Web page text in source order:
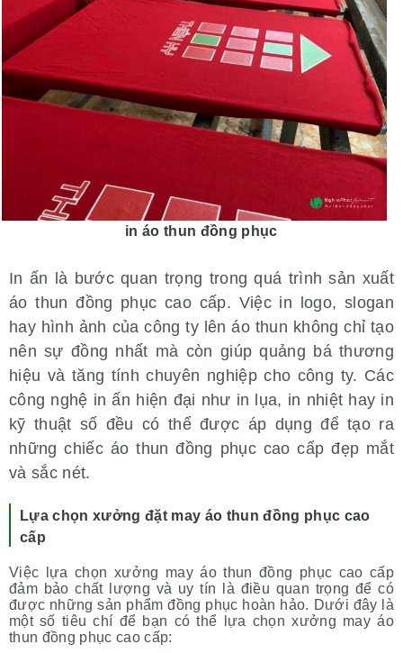
in áo thun đồng phục
In ấn là bước quan trọng trong quá trình sản xuất
áo thun đồng phục cao cấp. Việc in logo, slogan
hay hình ảnh của công ty lên áo thun không chỉ tạo
nên sự đồng nhất mà còn giúp quảng bá thương
hiệu và tăng tính chuyên nghiệp cho công ty. Các
công nghệ in ấn hiện đại như in lụa, in nhiệt hay in
kỹ thuật số đều có thể được áp dụng để tạo ra
những chiếc áo thun đồng phục cao cấp đẹp mắt
và sắc nét.
Lựa chọn xưởng đặt may áo thun đồng phục cao
cấp
Việc lựa chọn xưởng may áo thun đồng phục cao cấp
đảm bảo chất lượng và uy tín là điều quan trọng để có
được những sản phẩm đồng phục hoàn hảo. Dưới đây là
một số tiêu chí để bạn có thể lựa chọn xưởng may áo
thun đồng phục cao cấp: